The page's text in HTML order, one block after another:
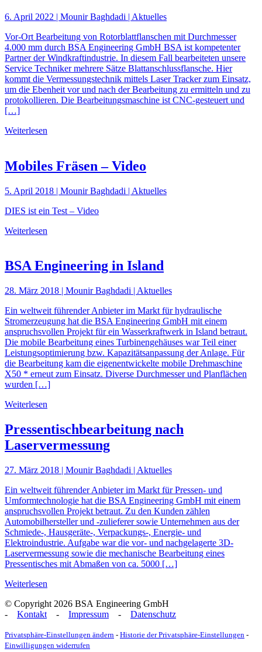
6. April 2022 | Mounir Baghdadi | Aktuelles
Vor-Ort Bearbeitung von Rotorblattflanschen mit Durchmesser
4.000 mm durch BSA Engineering GmbH BSA ist kompetenter
Partner der Windkraftindustrie. In diesem Fall bearbeiteten unsere
Service Techniker mehrere Sätze Blattanschlussflansche. Hier
kommt die Vermessungstechnik mittels Laser Tracker zum Einsatz,
um die Ebenheit vor und nach der Bearbeitung zu ermitteln und zu
protokollieren. Die Bearbeitungsmaschine ist CNC-gesteuert und
[…]
Weiterlesen
Mobiles Fräsen – Video
5. April 2018 | Mounir Baghdadi | Aktuelles
DIES ist ein Test – Video
Weiterlesen
BSA Engineering in Island
28. März 2018 | Mounir Baghdadi | Aktuelles
Ein weltweit führender Anbieter im Markt für hydraulische
Stromerzeugung hat die BSA Engineering GmbH mit einem
anspruchsvollen Projekt für ein Wasserkraftwerk in Island betraut.
Die mobile Bearbeitung eines Turbinengehäuses war Teil einer
Leistungsoptimierung bzw. Kapazitätsanpassung der Anlage. Für
die Bearbeitung kam die eigenentwickelte mobile Drehmaschine
X50 * erneut zum Einsatz. Diverse Durchmesser und Planflächen
wurden […]
Weiterlesen
Pressentischbearbeitung nach
Laservermessung
27. März 2018 | Mounir Baghdadi | Aktuelles
Ein weltweit führender Anbieter im Markt für Pressen- und
Umformtechnologie hat die BSA Engineering GmbH mit einem
anspruchsvollen Projekt betraut. Zu den Kunden zählen
Automobilhersteller und -zulieferer sowie Unternehmen aus der
Schmiede-, Hausgeräte-, Verpackungs-, Energie- und
Elektroindustrie. Aufgabe war die vor- und nachgelagerte 3D-
Laservermessung sowie die mechanische Bearbeitung eines
Pressentisches mit Abmaßen von ca. 5000 […]
Weiterlesen
© Copyright 2026 BSA Engineering GmbH
- Kontakt - Impressum - Datenschutz
Privatsphäre-Einstellungen ändern - Historie der Privatsphäre-Einstellungen -
Einwilligungen widerrufen